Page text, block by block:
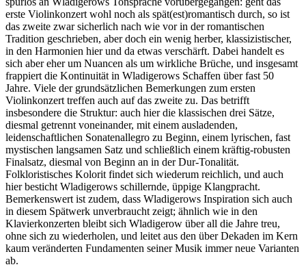
erste Violinkonzert wohl noch als spät(est)romantisch durch, so ist
das zweite zwar sicherlich nach wie vor in der romantischen
Tradition geschrieben, aber doch ein wenig herber, klassizistischer,
in den Harmonien hier und da etwas verschärft. Dabei handelt es
sich aber eher um Nuancen als um wirkliche Brüche, und insgesamt
frappiert die Kontinuität in Wladigerows Schaffen über fast 50
Jahre. Viele der grundsätzlichen Bemerkungen zum ersten
Violinkonzert treffen auch auf das zweite zu. Das betrifft
insbesondere die Struktur: auch hier die klassischen drei Sätze,
diesmal getrennt voneinander, mit einem ausladenden,
leidenschaftlichen Sonatenallegro zu Beginn, einem lyrischen, fast
mystischen langsamen Satz und schließlich einem kräftig-robusten
Finalsatz, diesmal von Beginn an in der Dur-Tonalität.
Folkloristisches Kolorit findet sich wiederum reichlich, und auch
hier besticht Wladigerows schillernde, üppige Klangpracht.
Bemerkenswert ist zudem, dass Wladigerows Inspiration sich auch
in diesem Spätwerk unverbraucht zeigt; ähnlich wie in den
Klavierkonzerten bleibt sich Wladigerow über all die Jahre treu,
ohne sich zu wiederholen, und leitet aus den über Dekaden im Kern
kaum veränderten Fundamenten seiner Musik immer neue Varianten
ab.